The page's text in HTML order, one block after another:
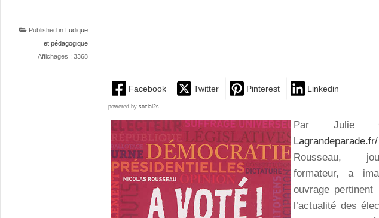
Published in
Ludique
et pédagogique
Affichages : 3368
Facebook Twitter Pinterest Linkedin
powered by social2s
Par Julie
Lagrandeparade.fr/
Rousseau,
formateur, a
ouvrage pertinent
l’actualité des